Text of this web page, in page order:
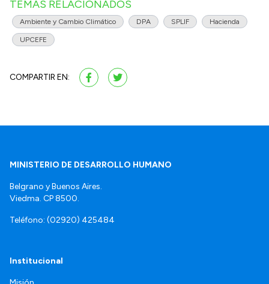
TEMAS RELACIONADOS
Ambiente y Cambio Climático DPA SPLIF Hacienda
UPCEFE
COMPARTIR EN:
MINISTERIO DE DESARROLLO HUMANO
Belgrano y Buenos Aires.
Viedma. CP 8500.
Teléfono: (02920) 425484
Institucional